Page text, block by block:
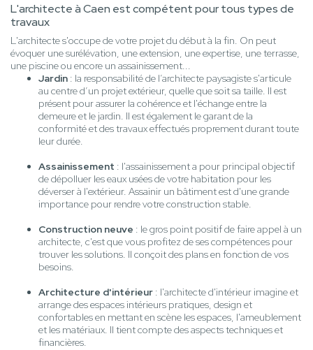
L'architecte à Caen est compétent pour tous types de
travaux
L'architecte s'occupe de votre projet du début à la fin. On peut
évoquer une surélévation, une extension, une expertise, une terrasse,
une piscine ou encore un assainissement...
Jardin : la responsabilité de l’architecte paysagiste s'articule
au centre d’un projet extérieur, quelle que soit sa taille. Il est
présent pour assurer la cohérence et l'échange entre la
demeure et le jardin. Il est également le garant de la
conformité et des travaux effectués proprement durant toute
leur durée.
Assainissement : l'assainissement a pour principal objectif
de dépolluer les eaux usées de votre habitation pour les
déverser à l'extérieur. Assainir un bâtiment est d'une grande
importance pour rendre votre construction stable.
Construction neuve : le gros point positif de faire appel à un
architecte, c'est que vous profitez de ses compétences pour
trouver les solutions. Il conçoit des plans en fonction de vos
besoins.
Architecture d'intérieur : l'architecte d'intérieur imagine et
arrange des espaces intérieurs pratiques, design et
confortables en mettant en scène les espaces, l'ameublement
et les matériaux. Il tient compte des aspects techniques et
financières.